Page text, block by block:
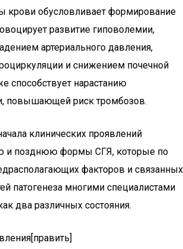
крови обусловливает формирование
развитие гиповолемии,
артериального давления,
и снижением почечной
способствует нарастанию
повышающей риск тромбозов.
клинических проявлений
и позднюю формы СГЯ, которые по
факторов и связанных
патогенеза многими специалистами
два различных состояния.